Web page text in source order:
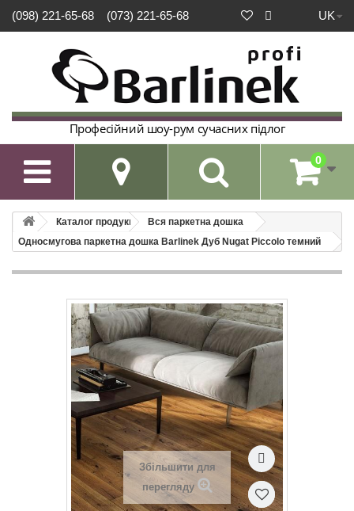
UK
(098) 221-65-68 (073) 221-65-68
Професійний шоу-рум сучасних підлог
 0
Каталог продукції
Вся паркетна дошка
Односмугова паркетна дошка Barlinek Дуб Nugat Piccolo темний
Збільшити для
перегляду